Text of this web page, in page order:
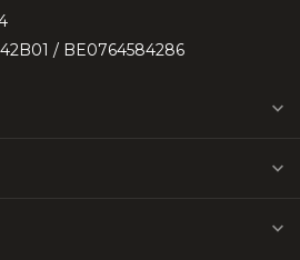
/ BE0764584286